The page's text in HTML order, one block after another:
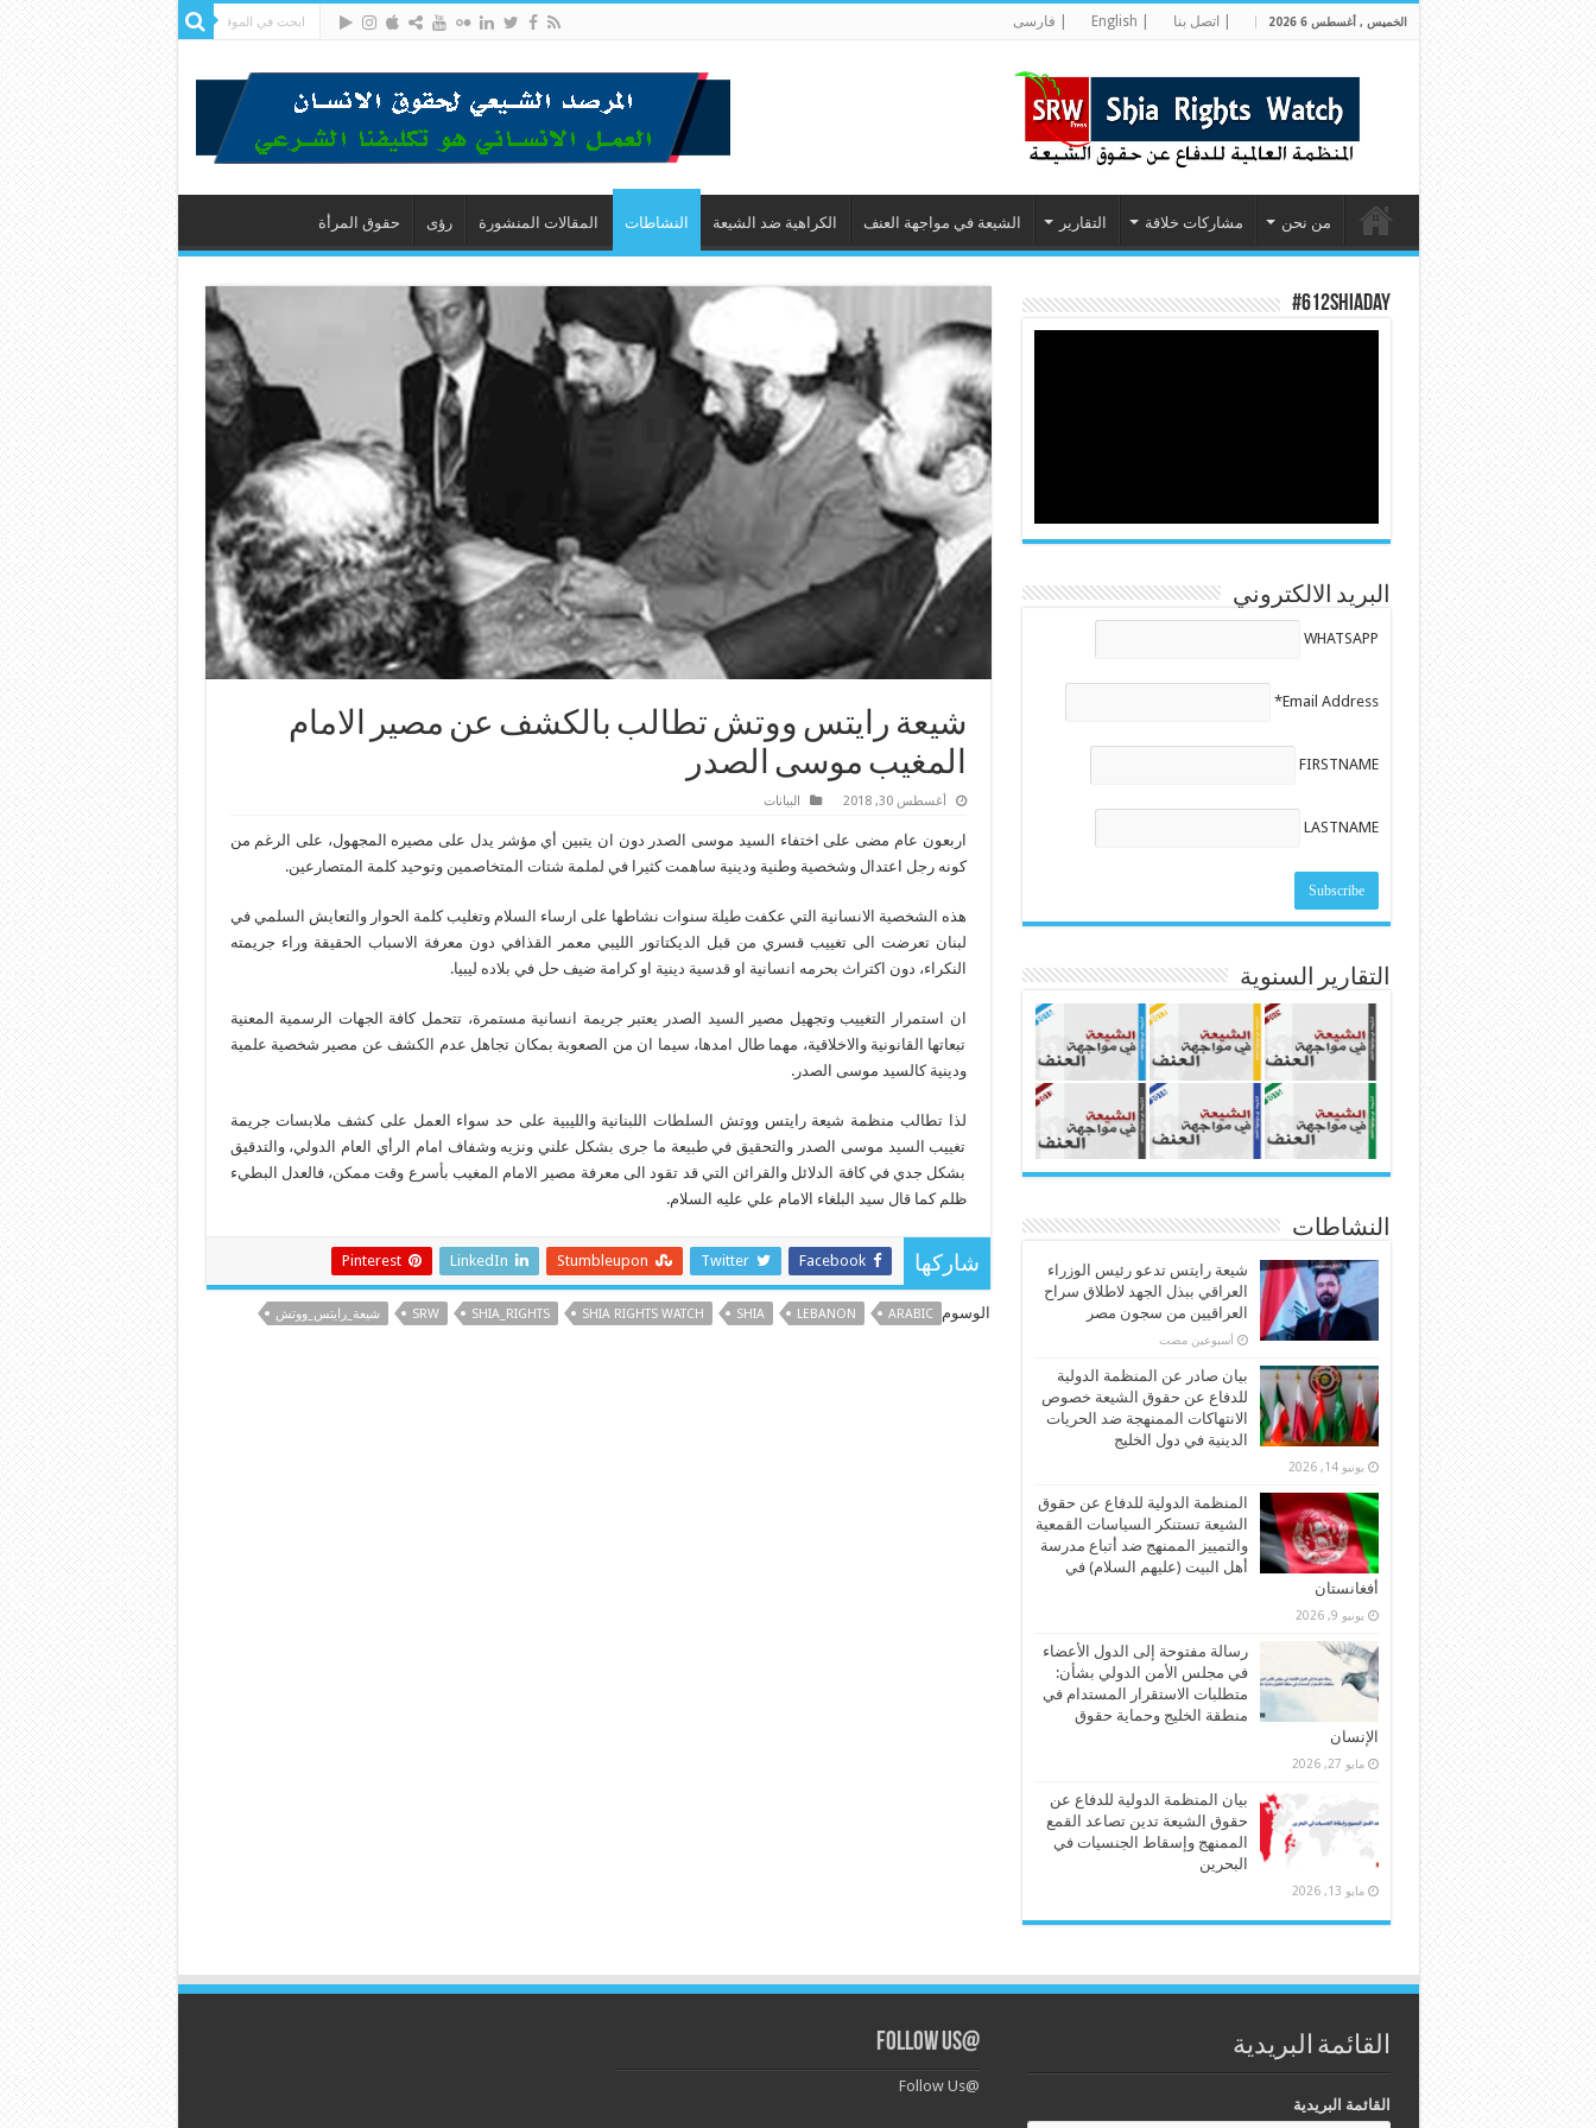
الخميس , أغسطس 6 2026 | اتصل بنا | فارسى
من نحن مشاركات خلاقة التقارير الشيعة في مواجهة العنف الكراهية ضد الشيعة النشاطات المقالات المنشورة رؤى حقوق المرأة
شيعة رايتس ووتش تطالب بالكشف عن مصير الامام
المغيب موسى الصدر
أغسطس 30, 2018 البیانات
اربعون عام مضى على اختفاء السيد موسى الصدر دون ان يتبين أي مؤشر يدل على مصيره المجهول، على الرغم من
كونه رجل اعتدال وشخصية وطنية ودينية ساهمت كثيرا في لملمة شتات المتخاصمين وتوحيد كلمة المتصارعين.
هذه الشخصية الانسانية التي عكفت طيلة سنوات نشاطها على ارساء السلام وتغليب كلمة الحوار والتعايش السلمي في
لبنان تعرضت الى تغييب قسري من قبل الديكتاتور الليبي معمر القذافي دون معرفة الاسباب الحقيقة وراء جريمته
النكراء، دون اكتراث بحرمه انسانية او قدسية دينية او كرامة ضيف حل في بلاده ليبيا.
ان استمرار التغييب وتجهيل مصير السيد الصدر يعتبر جريمة انسانية مستمرة، تتحمل كافة الجهات الرسمية المعنية
تبعاتها القانونية والاخلاقية، مهما طال امدها، سيما ان من الصعوبة بمكان تجاهل عدم الكشف عن مصير شخصية علمية
ودينية كالسيد موسى الصدر.
لذا تطالب منظمة شيعة رايتس ووتش السلطات اللبنانية والليبية على حد سواء العمل على كشف ملابسات جريمة
تغييب السيد موسى الصدر والتحقيق في طبيعة ما جرى بشكل علني ونزيه وشفاف امام الرأي العام الدولي، والتدقيق
بشكل جدي في كافة الدلائل والقرائن التي قد تقود الى معرفة مصير الامام المغيب بأسرع وقت ممكن، فالعدل البطيء
ظلم كما قال سيد البلغاء الامام علي عليه السلام.
شاركها Facebook
Twitter
Stumbleupon
LinkedIn
Pinterest
الوسوم ARABIC
LEBANON
SHIA
SHIA RIGHTS WATCH
SHIA_RIGHTS
SRW شيعة_رايتس_ووتش
#612ShiaDay
البريد الالكتروني
WHATSAPP
Email Address*
FIRSTNAME
LASTNAME
التقارير السنوية
النشاطات
شيعة رايتس تدعو رئيس الوزراء
العراقي ببذل الجهد لاطلاق سراح
العراقيين من سجون مصر
‏أسبوعين مضت
بيان صادر عن المنظمة الدولية
للدفاع عن حقوق الشيعة خصوص
الانتهاكات الممنهجة ضد الحريات
الدينية في دول الخليج
يونيو 14, 2026
المنظمة الدولية للدفاع عن حقوق
الشيعة تستنكر السياسات القمعية
والتمييز الممنهج ضد أتباع مدرسة
أهل البيت (عليهم السلام) في
أفغانستان
يونيو 9, 2026
رسالة مفتوحة إلى الدول الأعضاء
في مجلس الأمن الدولي بشأن:
متطلبات الاستقرار المستدام في
منطقة الخليج وحماية حقوق
الإنسان
مايو 27, 2026
بيان المنظمة الدولية للدفاع عن
حقوق الشيعة تدين تصاعد القمع
الممنهج وإسقاط الجنسيات في
البحرين
مايو 13, 2026
القائمة البريدية
القائمة البريدية
@Follow Us
@Follow Us